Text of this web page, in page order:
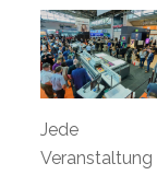
Jede
Veranstaltung